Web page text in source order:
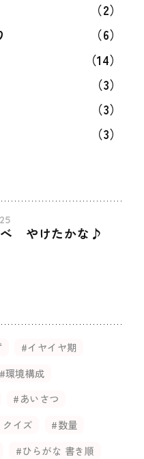
（2）
（6）
（14）
（3）
（3）
（3）
やけたかな♪
#イヤイヤ期
#環境構成
#あいさつ
イズ
#数量
#ひらがな 書き順